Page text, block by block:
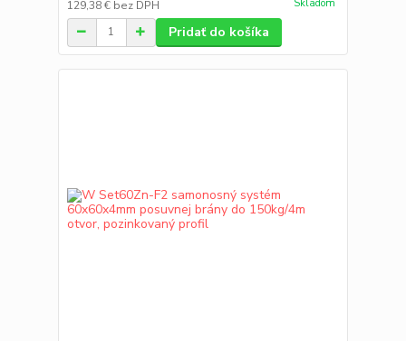
129,38 € bez DPH Skladom
Pridať do košíka